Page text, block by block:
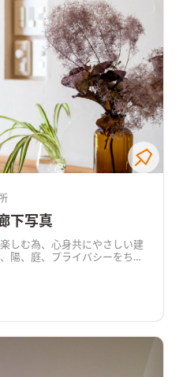
弾む
下写真
しむ為、心身共にやさしい建
陽、庭、プライバシーをちょ